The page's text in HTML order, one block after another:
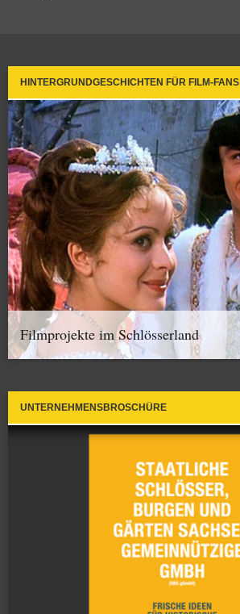
HINTERGRUNDGESCHICHTEN FÜR FILM-FANS
Filmprojekte im Schlösserland
UNTERNEHMENSBROSCHÜRE